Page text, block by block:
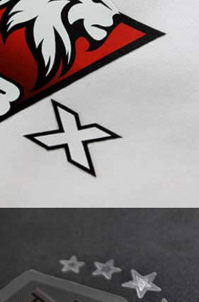
und Haltbarkeit für
extremen industriellen
standhalten
müssen.